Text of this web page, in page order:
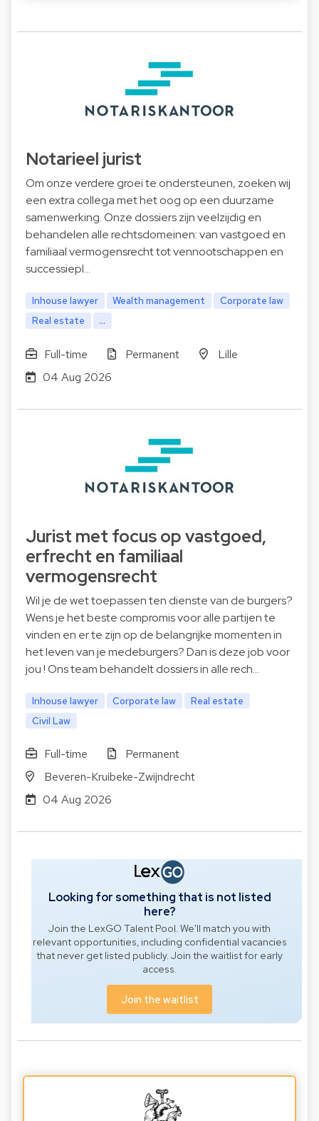
Notarieel jurist
Om onze verdere groei te ondersteunen, zoeken wij
een extra collega met het oog op een duurzame
samenwerking. Onze dossiers zijn veelzijdig en
behandelen alle rechtsdomeinen: van vastgoed en
familiaal vermogensrecht tot vennootschappen en
successiepl…
Inhouse lawyer Wealth management
Corporate law
Real estate
...
Full-time Permanent
Lille
04 Aug 2026
Jurist met focus op vastgoed,
erfrecht en familiaal
vermogensrecht
Wil je de wet toepassen ten dienste van de burgers?
Wens je het beste compromis voor alle partijen te
vinden en er te zijn op de belangrijke momenten in
het leven van je medeburgers? Dan is deze job voor
jou ! Ons team behandelt dossiers in alle rech…
Inhouse lawyer Corporate law
Real estate
Civil Law
Full-time
Permanent
Beveren-Kruibeke-Zwijndrecht
04 Aug 2026
Looking for something that is not listed
here?
Join the LexGO Talent Pool. We'll match you with
relevant opportunities, including confidential vacancies
that never get listed publicly. Join the waitlist for early
access.
Join the waitlist